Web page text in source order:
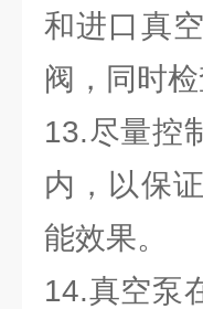
和进口真
阀，同时检
13.尽量控
内，以保
能效果。
14.真空泵